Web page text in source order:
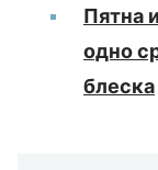
Пятна
одно
блеска